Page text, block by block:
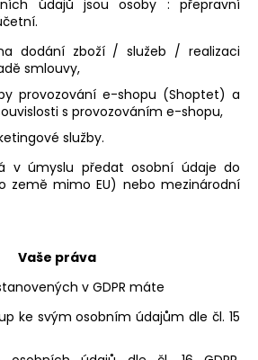
údajů jsou osoby : přepravní
dodání zboží / služeb / realizaci
smlouvy,
provozování e-shopu (Shoptet) a
s provozováním e-shopu,
služby.
v úmyslu předat osobní údaje do
země mimo EU) nebo mezinárodní
Vaše práva
v GDPR máte
ke svým osobním údajům dle čl. 15